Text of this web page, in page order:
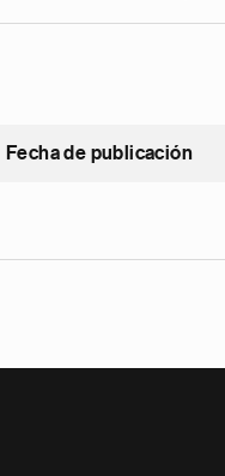
Fecha de publicación